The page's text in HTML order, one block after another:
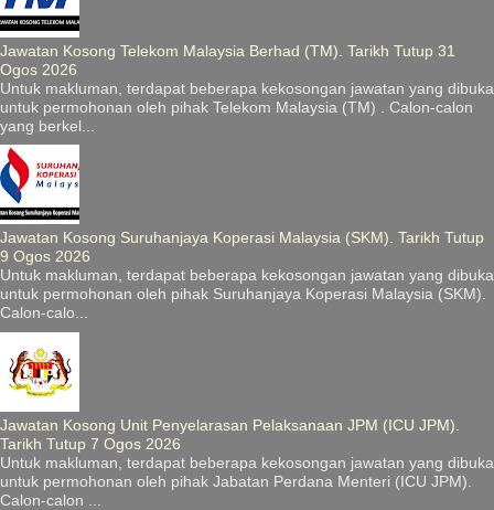
Jawatan Kosong Telekom Malaysia Berhad (TM). Tarikh Tutup 31
Ogos 2026
Untuk makluman, terdapat beberapa kekosongan jawatan yang dibuka
untuk permohonan oleh pihak Telekom Malaysia (TM) . Calon-calon
yang berkel...
Jawatan Kosong Suruhanjaya Koperasi Malaysia (SKM). Tarikh Tutup
9 Ogos 2026
Untuk makluman, terdapat beberapa kekosongan jawatan yang dibuka
untuk permohonan oleh pihak Suruhanjaya Koperasi Malaysia (SKM).
Calon-calo...
Jawatan Kosong Unit Penyelarasan Pelaksanaan JPM (ICU JPM).
Tarikh Tutup 7 Ogos 2026
Untuk makluman, terdapat beberapa kekosongan jawatan yang dibuka
untuk permohonan oleh pihak Jabatan Perdana Menteri (ICU JPM).
Calon-calon ...